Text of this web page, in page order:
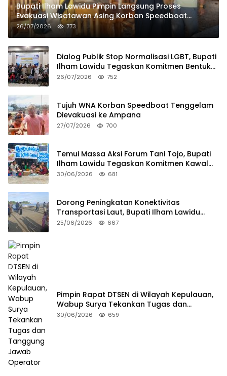
Bupati Ilham Lawidu Pimpin Langsung Proses
Evakuasi Wisatawan Asing Korban Speedboat
Tenggelam
26/07/2026 773
Dialog Publik Stop Normalisasi LGBT, Bupati
Ilham Lawidu Tegaskan Komitmen Bentuk
Tim Khusus Regulasi Daerah
26/07/2026 752
Tujuh WNA Korban Speedboat Tenggelam
Dievakuasi ke Ampana
27/07/2026 700
Temui Massa Aksi Forum Tani Tojo, Bupati
Ilham Lawidu Tegaskan Komitmen Kawal
Persoalan Sertifikat Lahan
30/06/2026 681
Dorong Peningkatan Konektivitas
Transportasi Laut, Bupati Ilham Lawidu
Tinjau Langsung Rencana Pembangunan
25/06/2026 667
Pimpin Rapat DTSEN di Wilayah Kepulauan,
Wabup Surya Tekankan Tugas dan
Tanggung Jawab Operator
30/06/2026 659